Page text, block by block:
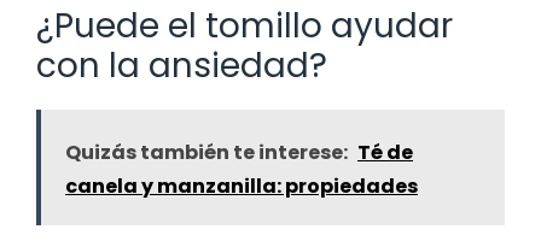
¿Puede el tomillo ayudar
con la ansiedad?
Quizás también te interese: Té de
canela y manzanilla: propiedades